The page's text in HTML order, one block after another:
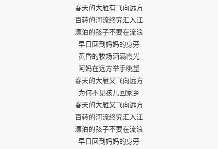
春天的大雁有飞向远方
百转的河流终究汇入江
漂泊的孩子不要在流浪
早日回到妈妈的身旁
黄昏的牧场洒满霞光
阿妈在远方举手眺望
春天的大雁又飞向远方
为何不见孩儿回家乡
春天的大雁又飞向远方
百转的河流终究汇入江
漂泊的孩子不要在流浪
早日回到妈妈的身旁